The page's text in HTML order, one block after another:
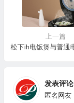
上一篇
发表评论
匿名网友
🧧